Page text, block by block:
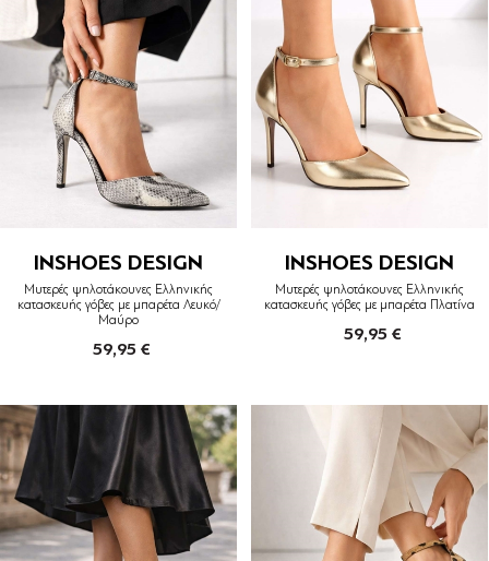
INSHOES DESIGN
Μυτερές ψηλοτάκουνες Ελληνικής
κατασκευής γόβες με μπαρέτα Λευκό/
Μαύρο
59,95 €
INSHOES DESIGN
Μυτερές ψηλοτάκουνες Ελληνικής
κατασκευής γόβες με μπαρέτα Πλατίνα
59,95 €